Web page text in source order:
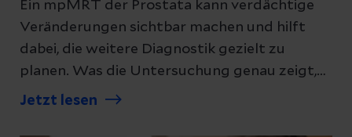
Ein mpMRT der Prostata kann verdächtige
Veränderungen sichtbar machen und hilft
dabei, die weitere Diagnostik gezielt zu
planen. Was die Untersuchung genau zeigt,
wie sie abläuft und ob sie eine Biopsie
Jetzt lesen